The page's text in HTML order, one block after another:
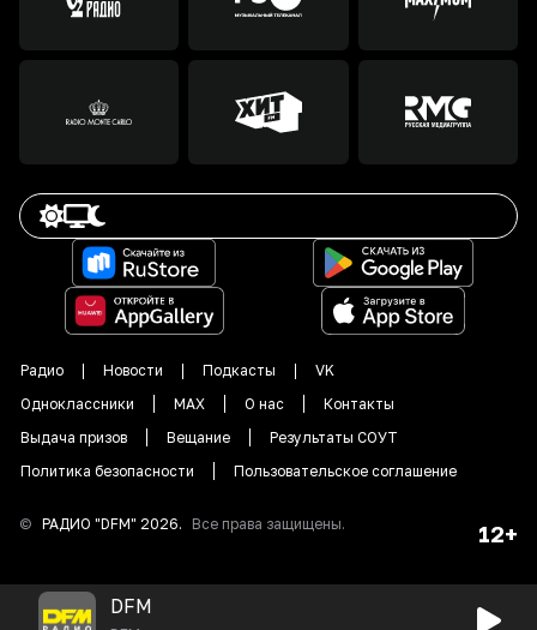
Радио Новости Подкасты
VK
Одноклассники
MAX О нас
Контакты
Выдача призов
Вещание
Результаты СОУТ
Политика безопасности
Пользовательское соглашение
© РАДИО "DFM" 2026. Все права защищены. 12+
DFM